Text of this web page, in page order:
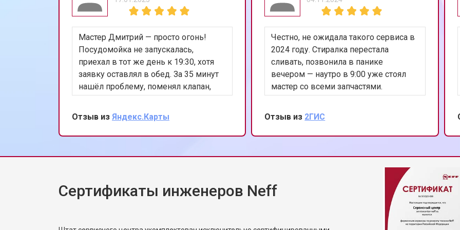
Ремонт или замена системы защиты от протечек от 70 мин
Ремонт или замена пружины дверцы от 40 мин
Замена платы сенсорного управления от 50 мин
Замена водоприёмника
Замена панели управления от 60 мин
Замена блока управления от 50 мин
от 70 мин
Мастер Дмитрий — просто огонь!
Посудомойка не запускалась,
приехал в тот же день к 19:30, хотя
заявку оставлял в обед. За 35 минут
нашёл проблему, поменял клапан,
всё проверил. Цена не изменилась.
Теперь работает лучше, чем когда
покупали. Сохранил номер, всем уже
разослал.
Отзыв из Яндекс.Карты
Честно, не ожидала такого сервиса в
2024 году. Стиралка перестала
сливать, позвонила в панике
вечером — наутро в 9:00 уже стоял
мастер со всеми запчастями.
Поменял насос, показал старый
(действительно умер). Аккуратно, в
бахилах, всё убрал за собой. 10 из 10,
рекомендую!
Отзыв из 2ГИС
Сертификаты инженеров Neff